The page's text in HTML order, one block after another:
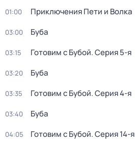
01:00 Приключения Пети и Волка
03:00 Буба
03:15 Готовим с Бубой. Серия 5-я
03:20 Буба
03:35 Готовим с Бубой. Серия 4-я
03:40 Буба
04:05 Готовим с Бубой. Серия 14-я